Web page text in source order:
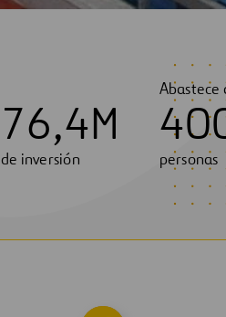
76,4M
de inversión
Abastece
40
personas